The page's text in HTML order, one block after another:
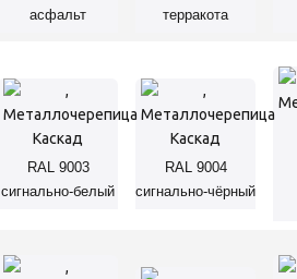
асфальт
терракота
RAL 9003
сигнально-белый
RAL 9004
сигнально-чёрный